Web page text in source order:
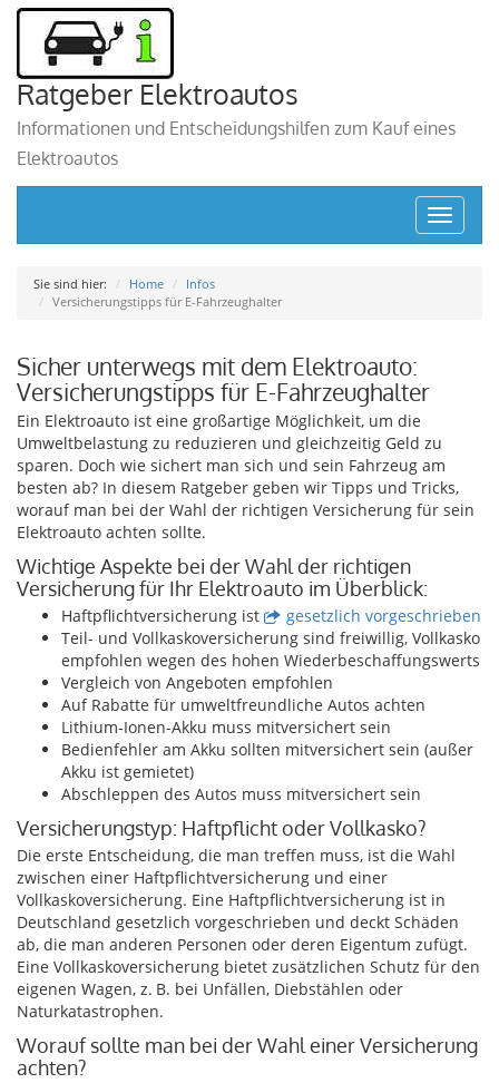
Ratgeber Elektroautos
Informationen und Entscheidungshilfen zum Kauf eines
Elektroautos
Toggle
Sie sind hier: Home
Infos
Versicherungstipps für E-Fahrzeughalter
Sicher unterwegs mit dem Elektroauto:
Versicherungstipps für E-Fahrzeughalter
Ein Elektroauto ist eine großartige Möglichkeit, um die
Umweltbelastung zu reduzieren und gleichzeitig Geld zu
sparen. Doch wie sichert man sich und sein Fahrzeug am
besten ab? In diesem Ratgeber geben wir Tipps und Tricks,
worauf man bei der Wahl der richtigen Versicherung für sein
Elektroauto achten sollte.
Wichtige Aspekte bei der Wahl der richtigen
Versicherung für Ihr Elektroauto im Überblick:
Haftpflichtversicherung ist
gesetzlich vorgeschrieben
Teil- und Vollkaskoversicherung sind freiwillig, Vollkasko
empfohlen wegen des hohen Wiederbeschaffungswerts
Vergleich von Angeboten empfohlen
Auf Rabatte für umweltfreundliche Autos achten
Lithium-Ionen-Akku muss mitversichert sein
Bedienfehler am Akku sollten mitversichert sein (außer
Akku ist gemietet)
Abschleppen des Autos muss mitversichert sein
Versicherungstyp: Haftpflicht oder Vollkasko?
Die erste Entscheidung, die man treffen muss, ist die Wahl
zwischen einer Haftpflichtversicherung und einer
Vollkaskoversicherung. Eine Haftpflichtversicherung ist in
Deutschland gesetzlich vorgeschrieben und deckt Schäden
ab, die man anderen Personen oder deren Eigentum zufügt.
Eine Vollkaskoversicherung bietet zusätzlichen Schutz für den
eigenen Wagen, z. B. bei Unfällen, Diebstählen oder
Naturkatastrophen.
Worauf sollte man bei der Wahl einer Versicherung
achten?